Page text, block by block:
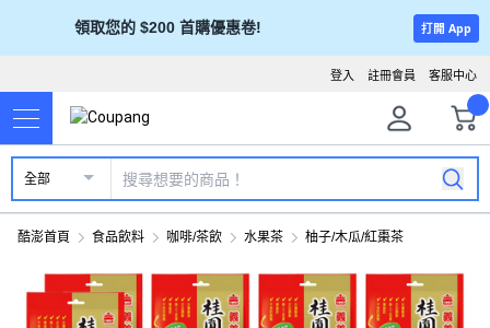
領取您的 $200 首購優惠卷! 打開 App
客服中心
註冊會員
登入
全部
酷澎首頁 食品飲料 咖啡/茶飲 水果茶 柚子/木瓜/紅棗茶